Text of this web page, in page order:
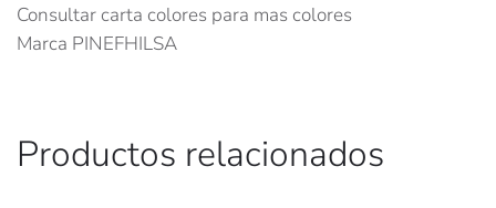
Consultar carta colores para mas colores
Marca PINEFHILSA
Productos relacionados